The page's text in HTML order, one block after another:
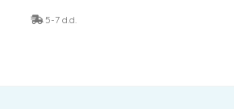
5-7 d.d.